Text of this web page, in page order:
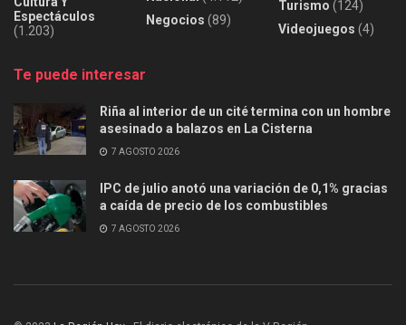
Espectáculos
(1.203)
Negocios (89)
Turismo (124)
Videojuegos (4)
Te puede interesar
Riña al interior de un cité termina con un hombre
asesinado a balazos en La Cisterna
7 AGOSTO 2026
IPC de julio anotó una variación de 0,1% gracias
a caída de precio de los combustibles
7 AGOSTO 2026